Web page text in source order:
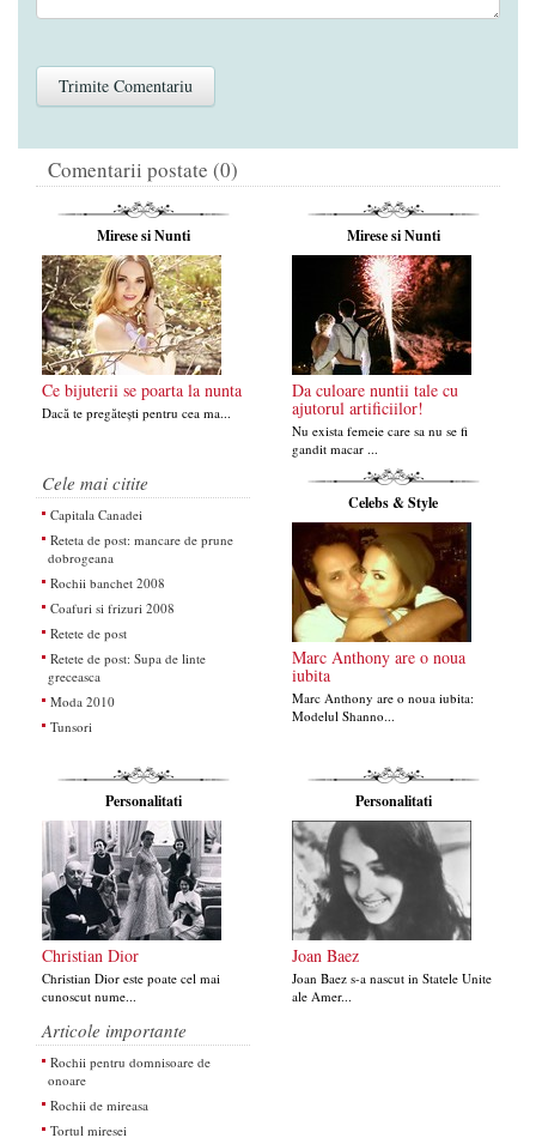
Comentarii postate (0)
Mirese si Nunti
Ce bijuterii se poarta la nunta
Dacă te pregătești pentru cea ma...
Mirese si Nunti
Da culoare nuntii tale cu
ajutorul artificiilor!
Nu exista femeie care sa nu se fi
gandit macar ...
Cele mai citite
Capitala Canadei
Reteta de post: mancare de prune
dobrogeana
Rochii banchet 2008
Coafuri si frizuri 2008
Retete de post
Retete de post: Supa de linte
greceasca
Moda 2010
Tunsori
Celebs & Style
Marc Anthony are o noua
iubita
Marc Anthony are o noua iubita:
Modelul Shanno...
Personalitati
Christian Dior
Christian Dior este poate cel mai
cunoscut nume...
Personalitati
Joan Baez
Joan Baez s-a nascut in Statele Unite
ale Amer...
Articole importante
Rochii pentru domnisoare de
onoare
Rochii de mireasa
Tortul miresei